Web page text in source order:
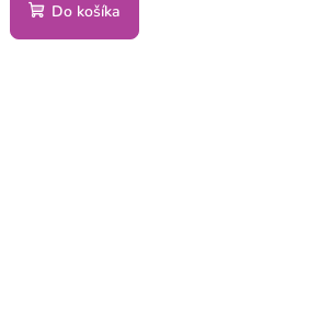
Do košíka